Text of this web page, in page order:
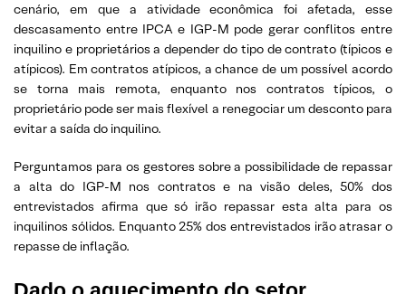
cenário, em que a atividade econômica foi afetada, esse
descasamento entre IPCA e IGP-M pode gerar conflitos entre
inquilino e proprietários a depender do tipo de contrato (típicos e
atípicos). Em contratos atípicos, a chance de um possível acordo
se torna mais remota, enquanto nos contratos típicos, o
proprietário pode ser mais flexível a renegociar um desconto para
evitar a saída do inquilino.
Perguntamos para os gestores sobre a possibilidade de repassar
a alta do IGP-M nos contratos e na visão deles, 50% dos
entrevistados afirma que só irão repassar esta alta para os
inquilinos sólidos. Enquanto 25% dos entrevistados irão atrasar o
repasse de inflação.